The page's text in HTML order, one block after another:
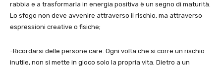
rabbia e a trasformarla in energia positiva è un segno di maturità.
Lo sfogo non deve avvenire attraverso il rischio, ma attraverso
espressioni creative o fisiche;
-Ricordarsi delle persone care. Ogni volta che si corre un rischio
inutile, non si mette in gioco solo la propria vita. Dietro a un